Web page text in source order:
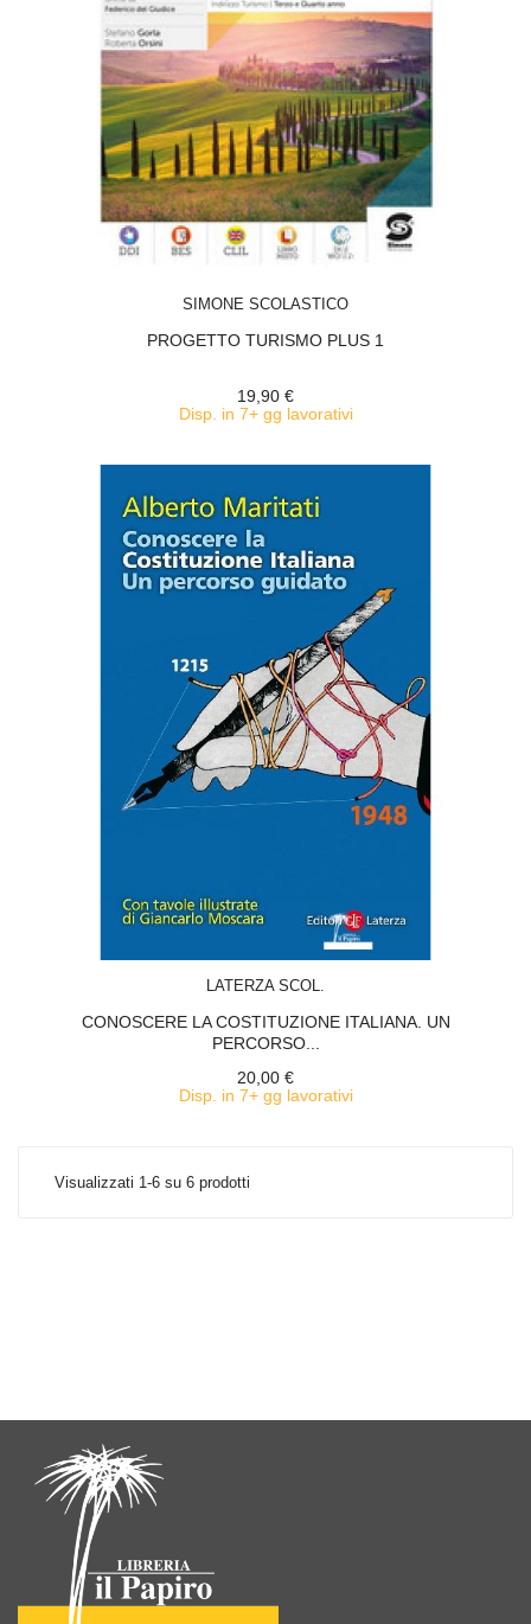
SIMONE SCOLASTICO
PROGETTO TURISMO PLUS 1
19,90 €
Disp. in 7+ gg lavorativi
LATERZA SCOL.
CONOSCERE LA COSTITUZIONE ITALIANA. UN
PERCORSO...
20,00 €
Disp. in 7+ gg lavorativi
Visualizzati 1-6 su 6 prodotti